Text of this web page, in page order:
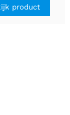
product